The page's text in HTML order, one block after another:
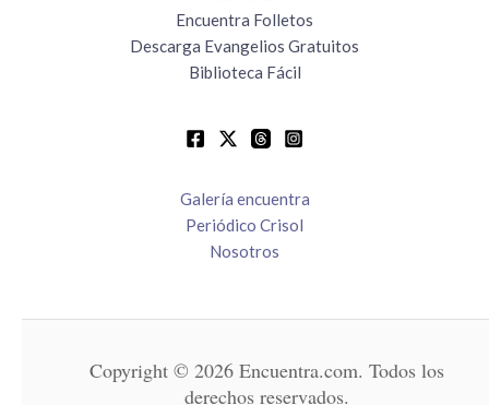
Encuentra Folletos
Descarga Evangelios Gratuitos
Biblioteca Fácil
Galería encuentra
Periódico Crisol
Nosotros
Copyright © 2026 Encuentra.com. Todos los
derechos reservados.